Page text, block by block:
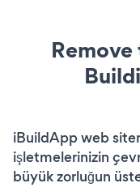
iBuildApp web
işletmelerinizin
büyük zorluğun